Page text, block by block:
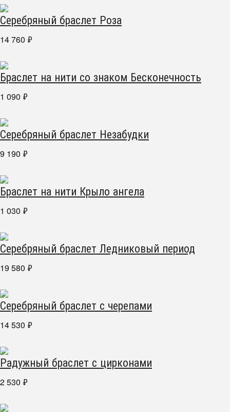
Серебряный браслет Роза
14 760 ₽
Браслет на нити со знаком Бесконечность
1 090 ₽
Серебряный браслет Незабудки
9 190 ₽
Браслет на нити Крыло ангела
1 030 ₽
Серебряный браслет Ледниковый период
19 580 ₽
Серебряный браслет с черепами
14 530 ₽
Радужный браслет с цирконами
2 530 ₽